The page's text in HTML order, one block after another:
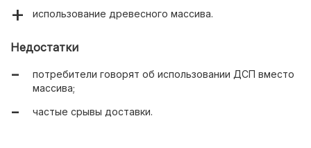
использование древесного массива.
Недостатки
потребители говорят об использовании ДСП вместо
массива;
частые срывы доставки.